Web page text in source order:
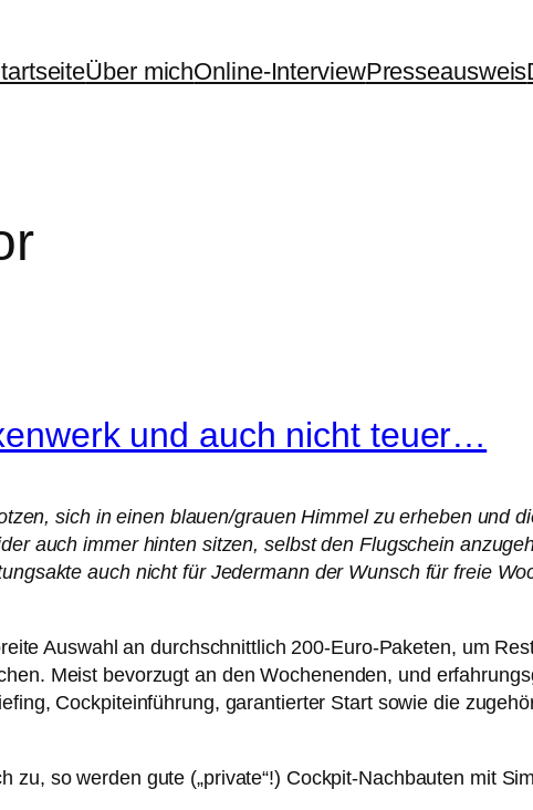
Über michOnline-InterviewPresseausweis
und auch nicht teuer…
sich in einen blauen/grauen Himmel zu erheben und
auch immer hinten sitzen, selbst den Flugschein
auch nicht für Jedermann der Wunsch für freie
Auswahl an durchschnittlich 200-Euro-Paketen, um
Meist bevorzugt an den Wochenenden, und
Cockpiteinführung, garantierter Start sowie die
so werden gute („private“!) Cockpit-Nachbauten mit